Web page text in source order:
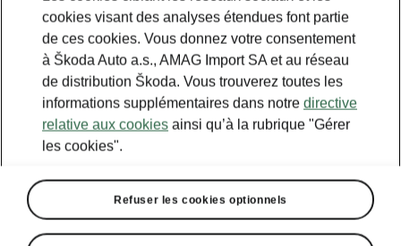
cookies visant des analyses étendues font partie
de ces cookies. Vous donnez votre consentement
à Škoda Auto a.s., AMAG Import SA et au réseau
de distribution Škoda. Vous trouverez toutes les
informations supplémentaires dans notre directive
relative aux cookies ainsi qu’à la rubrique "Gérer
les cookies".
Refuser les cookies optionnels